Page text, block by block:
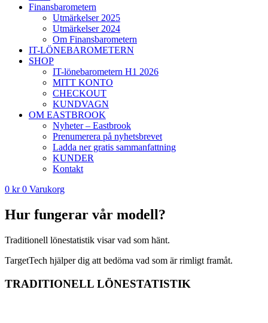
Finansbarometern
Utmärkelser 2025
Utmärkelser 2024
Om Finansbarometern
IT-LÖNEBAROMETERN
SHOP
IT-lönebarometern H1 2026
MITT KONTO
CHECKOUT
KUNDVAGN
OM EASTBROOK
Nyheter – Eastbrook
Prenumerera på nyhetsbrevet
Ladda ner gratis sammanfattning
KUNDER
Kontakt
0 kr 0 Varukorg
Hur fungerar vår modell?
Traditionell lönestatistik visar vad som hänt.
TargetTech hjälper dig att bedöma vad som är rimligt framåt.
TRADITIONELL LÖNESTATISTIK